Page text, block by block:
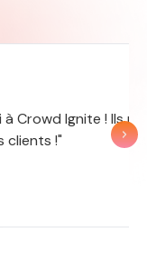
à Crowd Ignite ! Ils
clients !"